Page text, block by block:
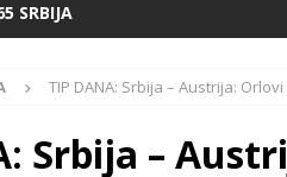
SRBIJA
TIP DANA: Srbija – Austrija:
Srbija –